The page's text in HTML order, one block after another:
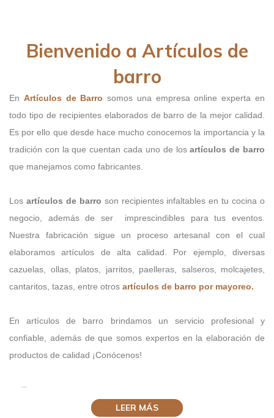
Bienvenido a Artículos de
barro
En Artículos de Barro somos una empresa online experta en
todo tipo de recipientes elaborados de barro de la mejor calidad.
Es por ello que desde hace mucho conocemos la importancia y la
tradición con la que cuentan cada uno de losartículos de barro
que manejamos como fabricantes.
Los artículos de barro son recipientes infaltables en tu cocina o
negocio, además de ser imprescindibles para tus eventos.
Nuestra fabricación sigue un proceso artesanal con el cual
elaboramos artículos de alta calidad. Por ejemplo, diversas
cazuelas, ollas, platos, jarritos, paelleras, salseros, molcajetes,
cantaritos, tazas, entre otros artículos de barro por mayoreo.
En artículos de barro brindamos un servicio profesional y
confiable, además de que somos expertos en la elaboración de
productos de calidad ¡Conócenos!
...
LEER MÁS